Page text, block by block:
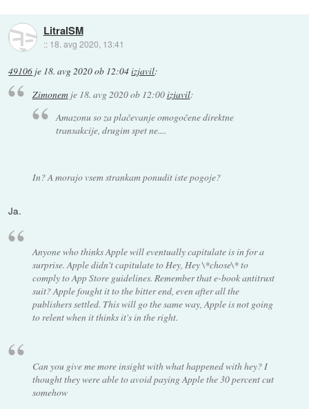
LitralSM
:: 18. avg 2020, 13:41
49106 je 18. avg 2020 ob 12:04izjavil:
Zimonemje 18. avg 2020 ob 12:00izjavil:
Amazonu so za plačevanje omogočene direktne
transakcije, drugim spet ne....
In? A morajo vsem strankam ponudit iste pogoje?
Ja.
Anyone who thinks Apple will eventually capitulate is in for a
surprise. Apple didn't capitulate to Hey, Hey \*chose\* to
comply to App Store guidelines. Remember that e-book antitrust
suit? Apple fought it to the bitter end, even after all the
publishers settled. This will go the same way, Apple is not going
to relent when it thinks it's in the right.
Can you give me more insight with what happened with hey? I
thought they were able to avoid paying Apple the 30 percent cut
somehow